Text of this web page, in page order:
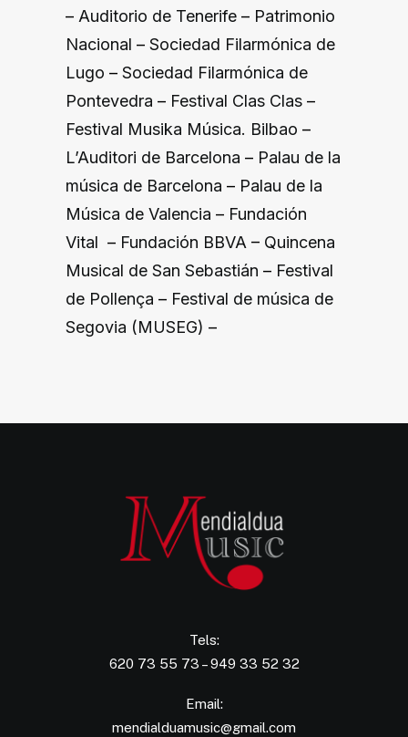
– Auditorio de Tenerife – Patrimonio
Nacional – Sociedad Filarmónica de
Lugo – Sociedad Filarmónica de
Pontevedra – Festival Clas Clas –
Festival Musika Música. Bilbao –
L’Auditori de Barcelona – Palau de la
música de Barcelona – Palau de la
Música de Valencia – Fundación
Vital – Fundación BBVA – Quincena
Musical de San Sebastián – Festival
de Pollença – Festival de música de
Segovia (MUSEG) –
Tels:
620 73 55 73 – 949 33 52 32
Email:
mendialduamusic@gmail.com